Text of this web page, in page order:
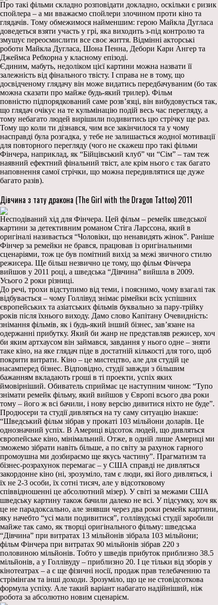
Про такі фільми складно розповідати докладно, оскільки є ризик
спойлера – а ми вважаємо спойлери злочином проти кіно та
глядачів. Тому обмежимося найменшим: герою Майкла Дугласа
доведеться взяти участь у грі, яка виходить з-під контролю та
змушує переосмислити все своє життя. Відмінні акторські
роботи Майкла Дугласа, Шона Пенна, Дебори Кари Ангер та
Джеймса Ребхорна у класному епізоді.
Єдиним, мабуть, недоліком цієї картини можна назвати її
залежність від фінального твісту. І справа не в тому, що
досвідченому глядачу він може видатись передбачуваним (бо так
можна сказати про майже будь-який трилер). Фільм
повністю підпорядкований саме розв’язці, він вибудовується так,
що глядач очікує на те кульмінацію подій весь час перегляду, а
тому небагато людей вирішили подивитись цю стрічку ще раз.
Тому що коли ти дізнався, чим все закінчилося та у чому
насправді була розгадка, у тебе не залишається жодної мотивації
для повторного перегляду (чого не скажеш про такі фільми
Фінчера, наприклад, як “Бійцівський клуб” чи “Сім” – там теж
наявний ефектний фінальний твіст, але крім нього є так багато
наповнення самої стрічки, що можна передивлятися ще дуже
багато разів).
Дівчина з тату дракона (The Girl with the Dragon Tattoo) 2011
Несподіваний хід для Фінчера. Цей фільм – ремейк шведської
картини за детективним романом Стіга Ларссона, який в
оригіналі називається “Чоловіки, що ненавидять жінок”. Раніше
Фінчер за ремейки не брався, працював із оригінальними
сценаріями, тож це був помітний вихід за межі звичного стилю
режисера. Ще більш незвично це тому, що фільм Фінчера
вийшов у 2011 році, а шведська “Дівчина” вийшла в 2009.
Усього 2 роки різниці.
До речі, трохи відступимо від теми, і пояснимо, чому взагалі так
відбувається – чому Голлівуд знімає рімейки всіх успішних
європейських та азіатських фільмів буквально за пару-трійку
років після їхнього виходу. Дамо слово Капітану Очевидність:
знімання фільмів, як і будь-який інший бізнес, зав’язане на
одержанні прибутку. Який би жанр не представляв режисер, хоч
би яким артхаусом він займався, завдання у нього одне – зняти
таке кіно, на яке глядач піде в достатній кількості для того, щоб
покрити витрати. Кіно – це мистецтво, але для студій це
насамперед бізнес. Відповідно, студії завжди з більшим
бажанням вкладають гроші в ті проекти, успіх яких
ймовірніший. Обиватель сприймає це наступним чином: “Тупо
знімати ремейк фільму, який вийшов у Європі всього два роки
тому – його ж всі бачили, і нову версію дивитися ніхто не буде”.
Продюсери та студії дивляться на ту саму ситуацію інакше:
“Шведський фільм зібрав у прокаті 103 мільйони доларів. Це
однозначний успіх. В Америці відсоток людей, що дивляться
європейське кіно, мінімальний. Отже, в одній лише Америці ми
зможемо зібрати навіть більше, а по світу за рахунок гарного
промоушна ми дозбираємо ще якусь частину”. Прагматизм та
бізнес-розрахунок перемагає – у США справді не дивляться
закордонне кіно (ні, зрозуміло, там є люди, які його дивляться, і
їх не 2-3 особи, їх сотні тисяч, але у відсотковому
співвідношенні це абсолютний мізер). У світі за межами США
шведську картину також бачили далеко не всі. У підсумку, хоч як
це не парадоксально, але знявши через два роки ремейк картини,
яку начебто “усі мали подивитися”, голлівудські студії заробили
майже так само, як творці оригінального фільму: шведська
“Дівчина” при витратах 13 мільйонів зібрала 103 мільйони;
фільм Фінчера при витратах 90 мільйонів зібрав 220 з
половиною мільйонів. Тобто у шведів прибуток приблизно 38.5
мільйонів, а у Голлівуду – приблизно 20. І це тільки від зборів у
кінотеатрах – а є ще фізичні носії, продаж прав телебаченню та
стрімінгам та інші доходи. Зрозуміло, що це не стовідсоткова
формула успіху. Але такий варіант набагато надійніший, ніж
робота за абсолютно новим сценарієм.